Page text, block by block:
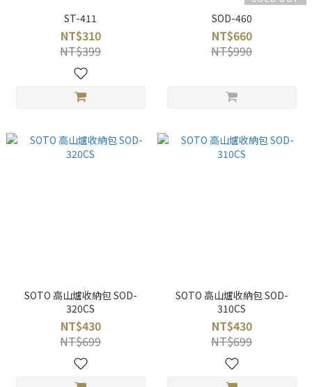
ST-411
NT$310
NT$399
SOD-460
NT$660
NT$990
SOTO 高山爐收納包 SOD-
320CS
NT$430
NT$699
SOTO 高山爐收納包 SOD-
310CS
NT$430
NT$699